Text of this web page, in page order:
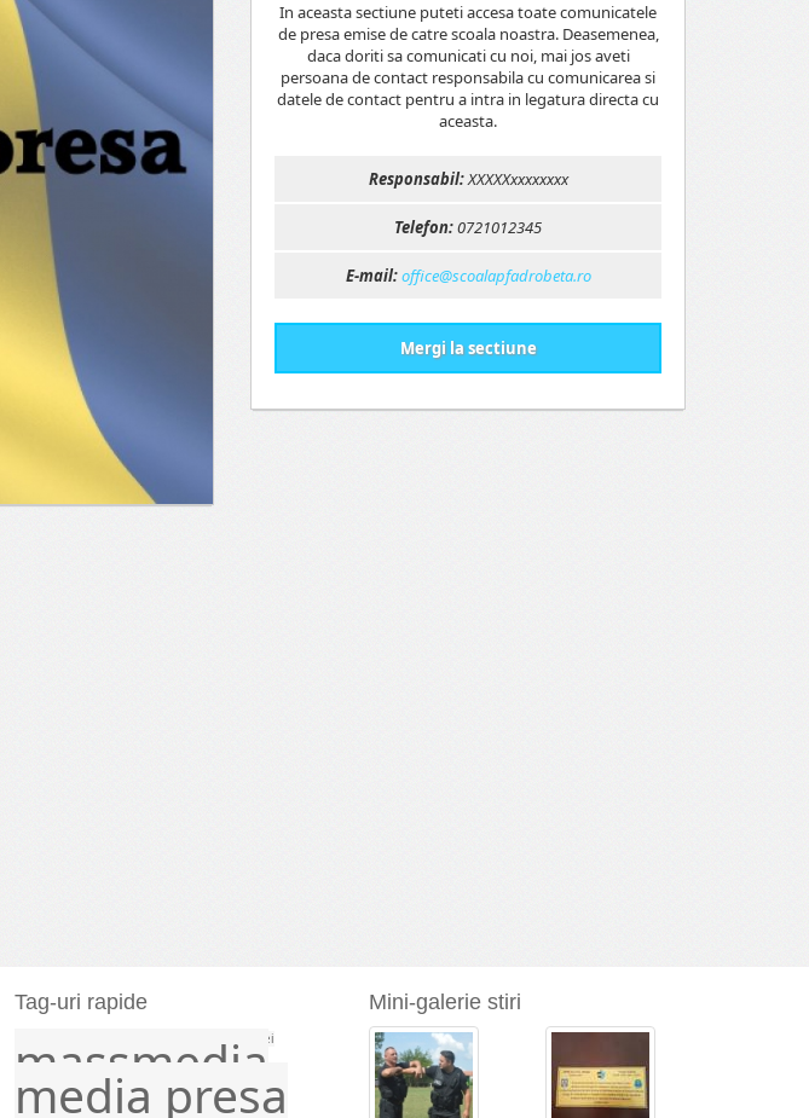
In aceasta sectiune puteti accesa toate comunicatele
de presa emise de catre scoala noastra. Deasemenea,
daca doriti sa comunicati cu noi, mai jos aveti
persoana de contact responsabila cu comunicarea si
datele de contact pentru a intra in legatura directa cu
aceasta.
Responsabil:XXXXXxxxxxxxx
Telefon:0721012345
E-mail:office@scoalapfadrobeta.ro
Mergi la sectiune
Tag-uri rapide
frontierei
massmedia
media presa
Mini-galerie stiri